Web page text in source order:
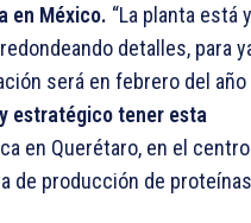
en México. “La planta está
detalles, para
será en febrero del año
estratégico tener esta
en Querétaro, en el
de producción de proteínas